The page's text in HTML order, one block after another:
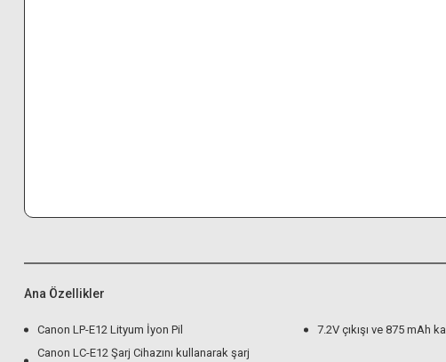
Ana Özellikler
Canon LP-E12 Lityum İyon Pil
7.2V çıkışı ve 875 mAh
Canon LC-E12 Şarj Cihazını kullanarak şarj